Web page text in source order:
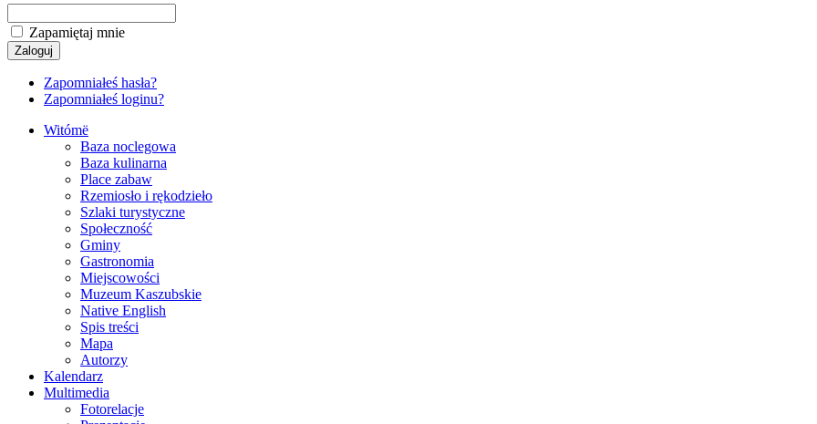
Zapamiętaj mnie
Zapomniałeś hasła?
Zapomniałeś loginu?
Witómë
Baza noclegowa
Baza kulinarna
Place zabaw
Rzemiosło i rękodzieło
Szlaki turystyczne
Społeczność
Gminy
Gastronomia
Miejscowości
Muzeum Kaszubskie
Native English
Spis treści
Mapa
Autorzy
Kalendarz
Multimedia
Fotorelacje